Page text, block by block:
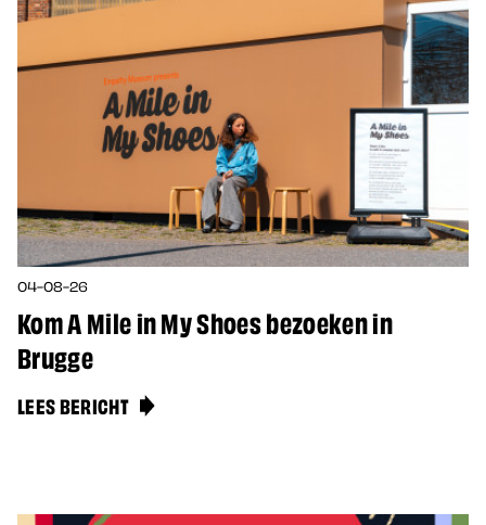
04-08-26
Kom A Mile in My Shoes bezoeken in
Brugge
LEES BERICHT